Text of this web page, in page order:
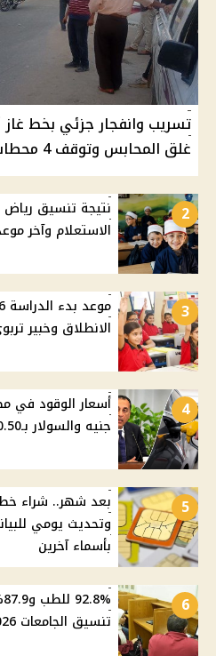
تسريب وانفجار جزئي بخط غاز
غلق المحابس وتوقف 4 محطات مياه بأبوصوير
2
نتيجة تنسيق رياض
الاستعلام وآخر
3
الانطلاق وخبير
4
جنيه والسولار بـ20.50 جنيه
5
بعد شهر.. شراء
وتحديث يومي
بأسماء آخرين
6
تنسيق الجامعات 2026 وأماكن المرحلة الثانية